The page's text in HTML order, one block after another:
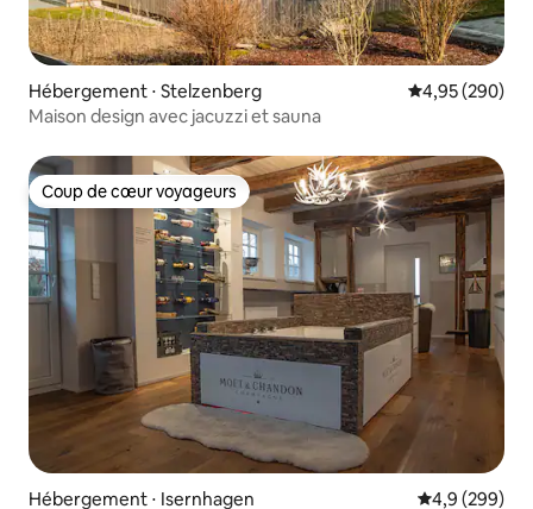
Hébergement ⋅ Stelzenberg Évaluation
4,95 (290)
Maison design avec jacuzzi et sauna
Coup de cœur voyageurs
Coup de cœur voyageurs
Hébergement ⋅ Isernhagen Évaluation
4,9 (299)